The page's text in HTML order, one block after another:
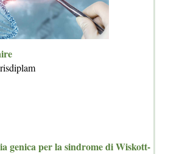
genica per la sindrome di Wiskott-